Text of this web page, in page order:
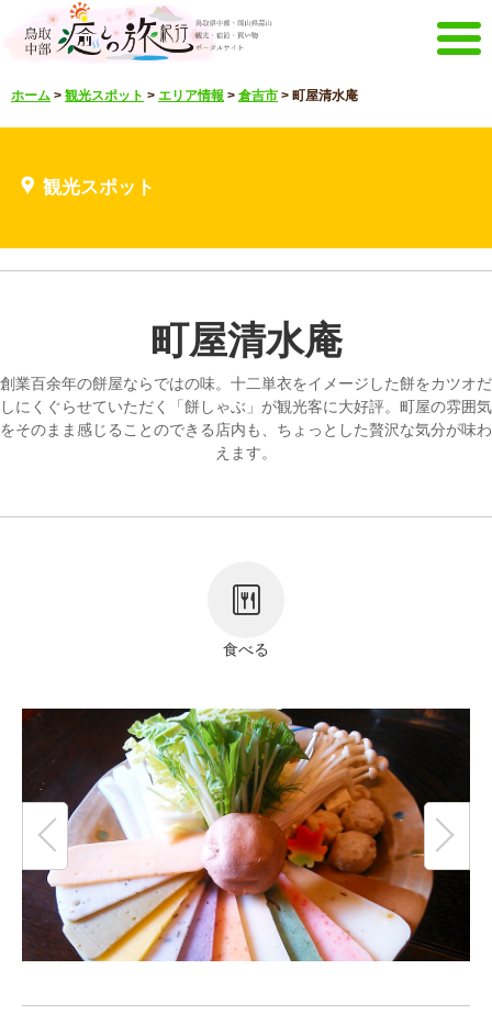
ホーム イベントキャンペーン
見どころ映像
メルマガ&パンフレット
その他のメニュー
鳥取中部観光推進機構 お問い合わせ
ホーム > 観光スポット > エリア情報 > 倉吉市 > 町屋清水庵
観光スポット
町屋清水庵
創業百余年の餅屋ならではの味。十二単衣をイメージした餅をカツオだ
しにくぐらせていただく「餅しゃぶ」が観光客に大好評。町屋の雰囲気
をそのまま感じることのできる店内も、ちょっとした贅沢な気分が味わ
えます。
食べる